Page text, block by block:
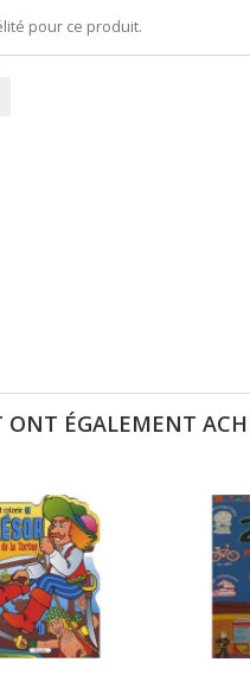
pour ce produit.
ÉGALEMENT